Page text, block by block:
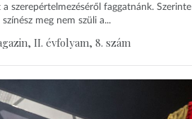
a szerepértelmezéséről faggatnánk. Szerinte
meg nem szüli a...
II. évfolyam, 8. szám